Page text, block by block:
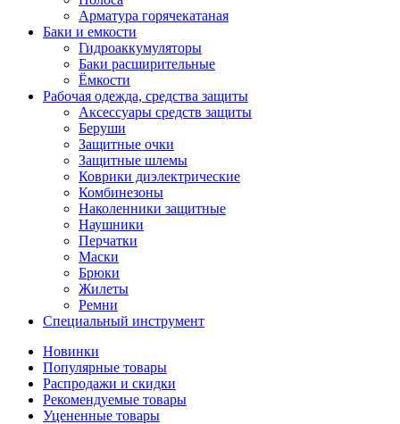
Арматура горячекатаная
Баки и емкости
Гидроаккумуляторы
Баки расширительные
Ёмкости
Рабочая одежда, средства защиты
Аксессуары средств защиты
Беруши
Защитные очки
Защитные шлемы
Коврики диэлектрические
Комбинезоны
Наколенники защитные
Наушники
Перчатки
Маски
Брюки
Жилеты
Ремни
Специальный инструмент
Новинки
Популярные товары
Распродажи и скидки
Рекомендуемые товары
Уцененные товары